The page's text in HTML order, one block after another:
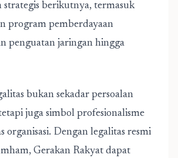
berikutnya, termasuk
program pemberdayaan
penguatan jaringan hingga
bukan sekadar persoalan
juga simbol profesionalisme
organisasi. Dengan legalitas resmi
Gerakan Rakyat dapat